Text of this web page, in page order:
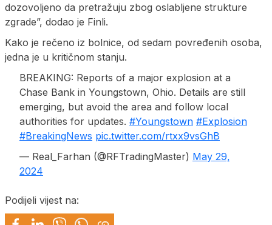
dozovoljeno da pretražuju zbog oslabljene strukture
zgrade”, dodao je Finli.
Kako je rečeno iz bolnice, od sedam povređenih osoba,
jedna je u kritičnom stanju.
BREAKING: Reports of a major explosion at a
Chase Bank in Youngstown, Ohio. Details are still
emerging, but avoid the area and follow local
authorities for updates. #Youngstown #Explosion
#BreakingNews pic.twitter.com/rtxx9vsGhB
— Real_Farhan (@RFTradingMaster) May 29,
2024
Podijeli vijest na: